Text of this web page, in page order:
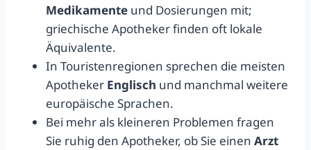
Medikamente und Dosierungen mit;
griechische Apotheker finden oft lokale
Äquivalente.
In Touristenregionen sprechen die meisten
Apotheker Englisch und manchmal weitere
europäische Sprachen.
Bei mehr als kleineren Problemen fragen
Sie ruhig den Apotheker, ob Sie einen Arzt